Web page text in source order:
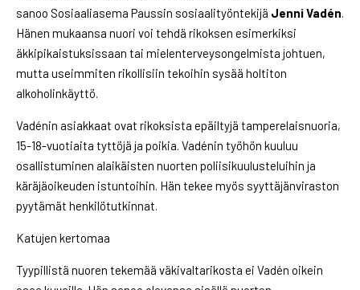
sanoo Sosiaaliasema Paussin sosiaalityöntekijä Jenni Vadén.
Hänen mukaansa nuori voi tehdä rikoksen esimerkiksi
äkkipikaistuksissaan tai mielenterveysongelmista johtuen,
mutta useimmiten rikollisiin tekoihin sysää holtiton
alkoholinkäyttö.
Vadénin asiakkaat ovat rikoksista epäiltyjä tamperelaisnuoria,
15-18-vuotiaita tyttöjä ja poikia. Vadénin työhön kuuluu
osallistuminen alaikäisten nuorten poliisikuulusteluihin ja
käräjäoikeuden istuntoihin. Hän tekee myös syyttäjänviraston
pyytämät henkilötutkinnat.
Katujen kertomaa
Tyypillistä nuoren tekemää väkivaltarikosta ei Vadén oikein